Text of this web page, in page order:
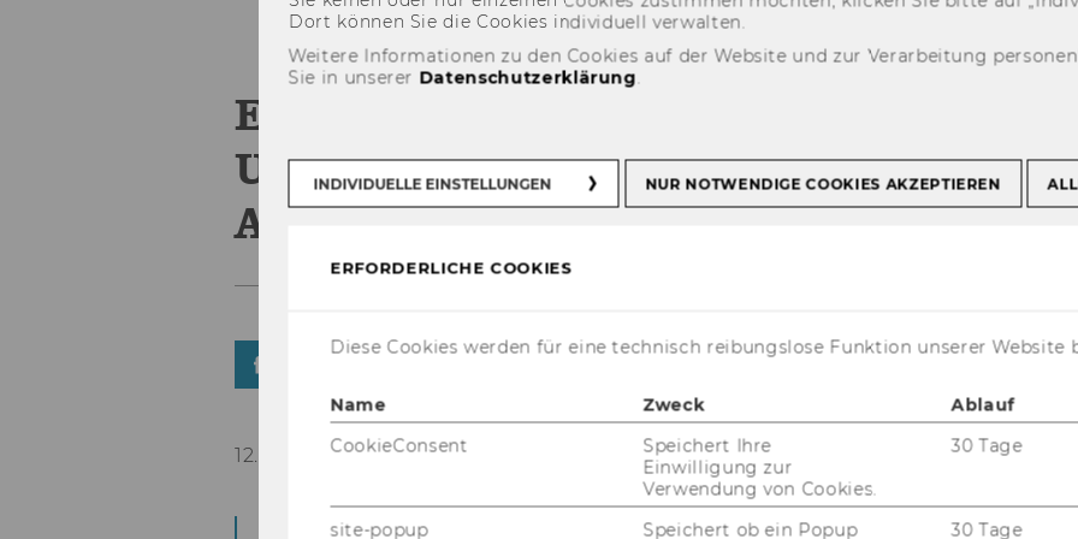
Einwanderung unterstützt
Unternehmensexpansionen im
Ausland
12. März 2020
Der Aus­tausch mit Mi­gran­tin­nen und Mi­gran­ten hat
Dort kön­nen Sie die Coo­kies in­di­vi­du­ell ver­wal­ten.
Weitere Informationen zu den Cookies auf der Website und zur Verarbeitung
Sie in unserer Datenschutzerklärung.
INDIVIDUELLE EINSTELLUNGEN NUR NOTWENDIGE COOKIES AKZEPTIEREN
ERFORDERLICHE COOKIES
Diese Cookies werden für eine technisch reibungslose Funktion unserer Website
Name Zweck Ablauf
CookieConsent
Speichert Ihre
Einwilligung zur
Verwendung von Cookies.
30 Tage
site-popup
Speichert ob ein Popup
30 Tage